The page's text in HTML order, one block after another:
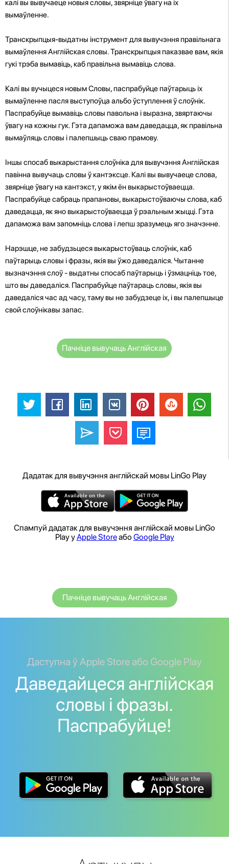
калі вы вывучаеце новыя словы, звярніце ўвагу на іх
вымаўленне.
Транскрыпцыя-выдатны інструмент для вывучэння правільнага
вымаўлення Англійская словы. Транскрыпцыя паказвае вам, якія
гукі трэба вымавіць, каб правільна вымавіць слова.
Калі вы вучыцеся новым Словы, паспрабуйце паўтарыць іх
вымаўленне пасля выступоўца альбо ўступлення ў слоўнік.
Паспрабуйце вымавіць словы павольна і выразна, звяртаючы
ўвагу на кожны гук. Гэта дапаможа вам даведацца, як правільна
вымаўляць словы і палепшыць сваю прамову.
Іншы спосаб выкарыстання слоўніка для вывучэння Англійская
павінна вывучаць словы ў кантэксце. Калі вы вывучаеце слова,
звярніце ўвагу на кантэкст, у якім ён выкарыстоўваецца.
Паспрабуйце сабраць прапановы, выкарыстоўваючы слова, каб
даведацца, як яно выкарыстоўваецца ў рэальным жыцці. Гэта
дапаможа вам запомніць слова і лепш зразумець яго значэнне.
Нарэшце, не забудзьцеся выкарыстоўваць слоўнік, каб
паўтарыць словы і фразы, якія вы ўжо даведаліся. Чытанне
вызначэння слоў - выдатны спосаб паўтарыць і ўзмацніць тое,
што вы даведаліся. Паспрабуйце паўтараць словы, якія вы
даведаліся час ад часу, таму вы не забудзеце іх, і вы палепшыце
свой слоўнікавы запас.
Пачніце вывучаць Англійская
Дадатак для вывучэння англійскай мовы LinGo Play
Спампуй дадатак для вывучэння англійскай мовы LinGo
Play уApple Storeабо Google Play
Пачніце вывучаць Англійская
Даступна ў Apple Store або Google Play
Даведайцеся англійская
словы і фразы.
Паспрабуйце!